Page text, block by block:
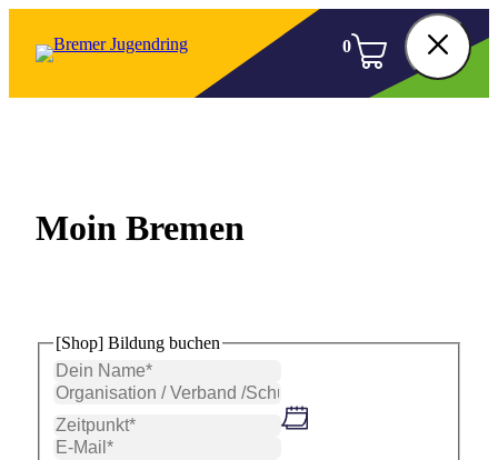
n
0
Moin Bremen
[Shop] Bildung buchen
S
c